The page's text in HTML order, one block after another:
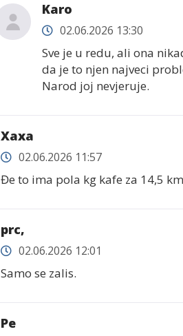
Karo
02.06.2026 13:30
Sve je u redu, ali ona
da je to njen najveci
Narod joj nevjeruje.
Хаха
02.06.2026 11:57
Đe to ima pola kg kafe za 14,5
prc,
02.06.2026 12:01
Samo se zalis.
Ре